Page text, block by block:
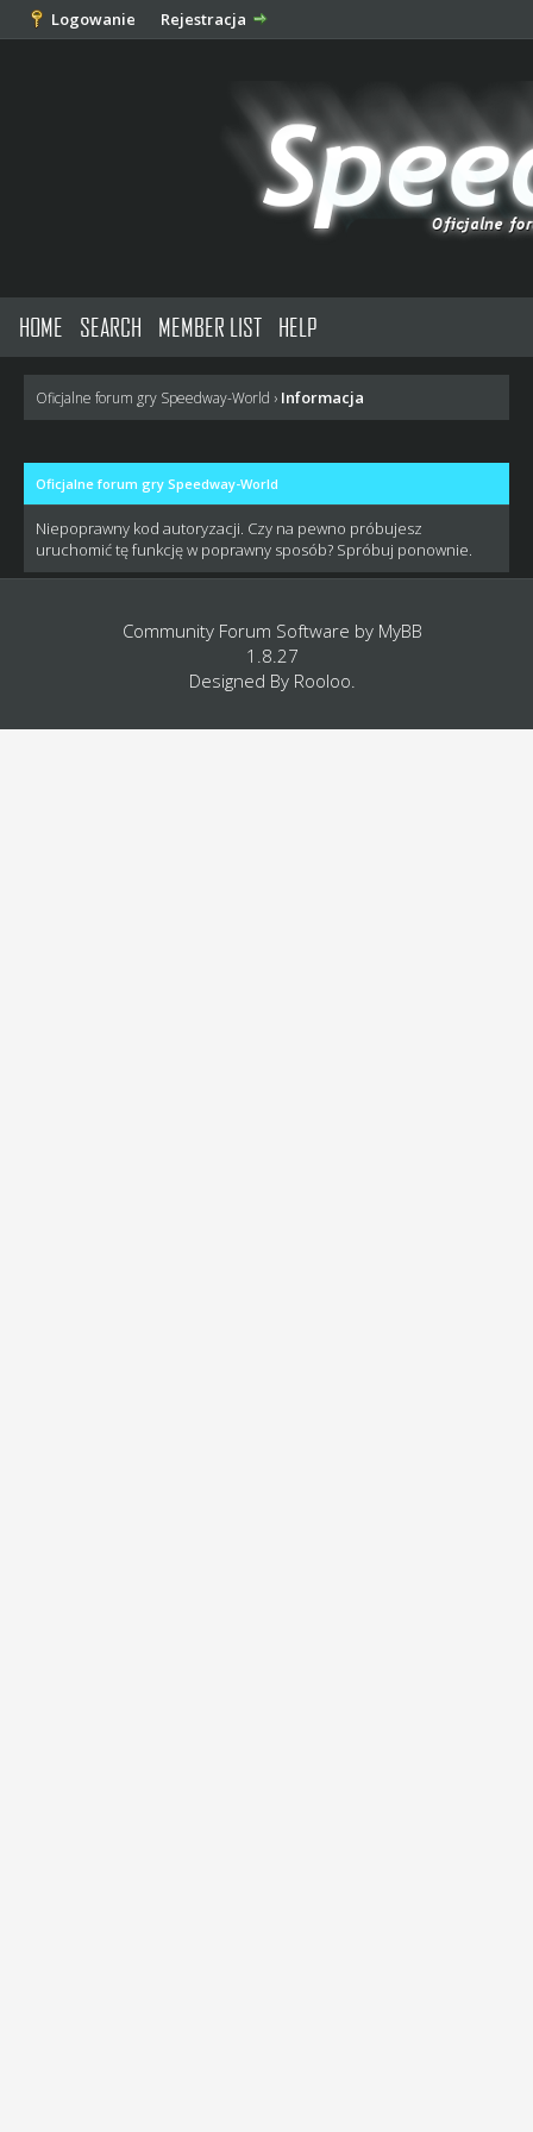
Logowanie Rejestracja
HOME SEARCH MEMBER LIST HELP
Oficjalne forum gry Speedway-World › Informacja
Oficjalne forum gry Speedway-World
Niepoprawny kod autoryzacji. Czy na pewno próbujesz
uruchomić tę funkcję w poprawny sposób? Spróbuj ponownie.
Community Forum Software by MyBB
1.8.27
Designed By Rooloo.